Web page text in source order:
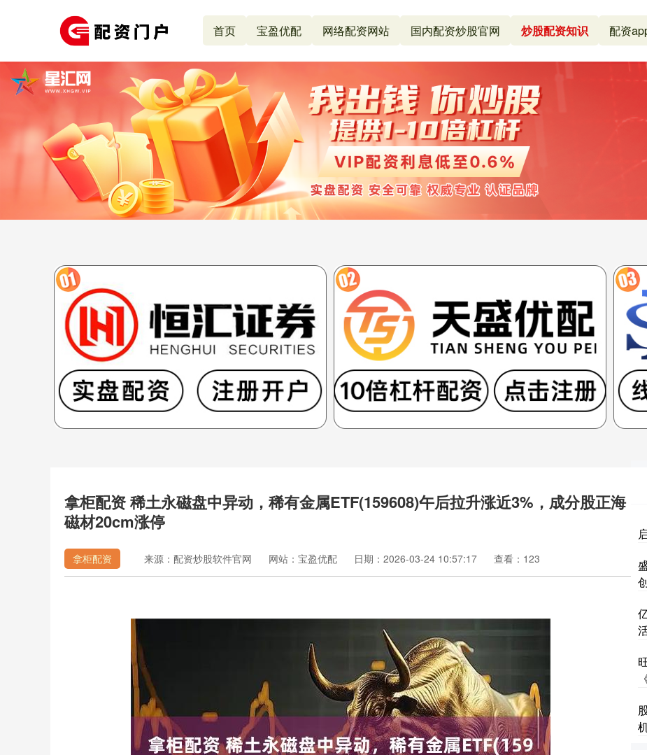
首页 宝盈优配 网络配资网站 国内配资炒股官网 炒股配资知识 配资
拿柜配资 稀土永磁盘中异动，稀有金属ETF(159608)午后拉升涨近3%，成分股正海
磁材20cm涨停
拿柜配资 来源：配资炒股软件官网 网站：宝盈优配 日期：2026-03-24 10:57:17 查看：123